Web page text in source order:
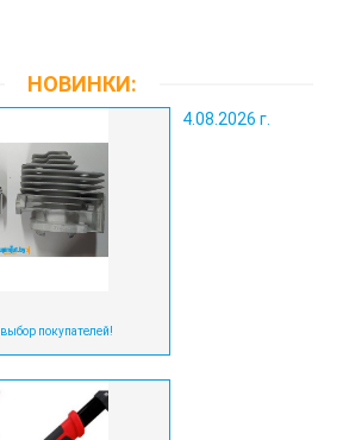
НОВИНКИ:
4.08.2026 г.
выбор покупателей!